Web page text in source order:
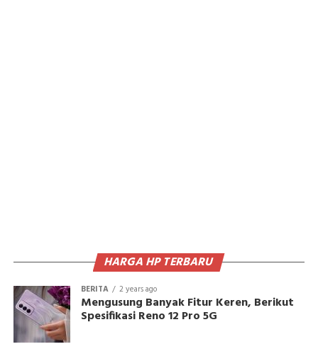
HARGA HP TERBARU
BERITA 2 years ago
Mengusung Banyak Fitur Keren, Berikut
Spesifikasi Reno 12 Pro 5G